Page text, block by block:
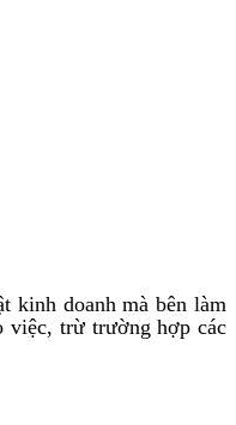
kinh doanh mà bên làm
việc, trừ trường hợp các